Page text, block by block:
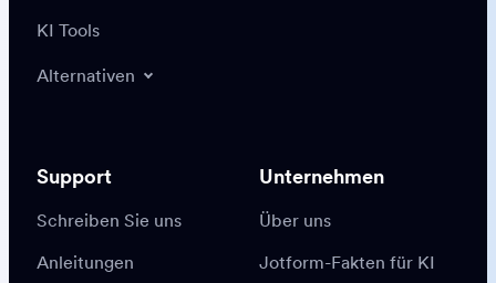
KI Tools
Alternativen
Support
Schreiben Sie uns
Anleitungen
Unternehmen
Über uns
Jotform-Fakten für KI